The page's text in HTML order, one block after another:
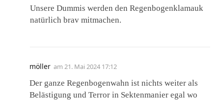
Unsere Dummis werden den Regenbogenklamauk
natürlich brav mitmachen.
möller am 21. Mai 2024 17:12
Der ganze Regenbogenwahn ist nichts weiter als
Belästigung und Terror in Sektenmanier egal wo